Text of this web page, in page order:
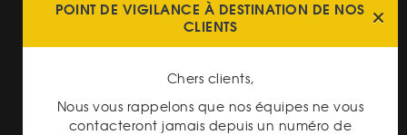
LIVRAISON ASSURÉE
POINT DE VIGILANCE À DESTINATION DE NOS
CLIENTS
Chers clients,
Nous vous rappelons que nos équipes ne vous
contacteront jamais depuis un numéro de